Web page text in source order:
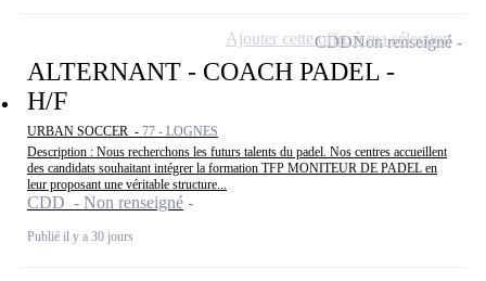
ALTERNANT - COACH PADEL -
H/F
URBAN SOCCER - 77 - LOGNES
Description : Nous recherchons les futurs talents du padel. Nos centres accueillent
des candidats souhaitant intégrer la formation TFP MONITEUR DE PADEL en
leur proposant une véritable structure...
CDD - Non renseigné
Publié il y a 30 jours
CDDNon renseigné
Ajouter cette offre à ma sélection